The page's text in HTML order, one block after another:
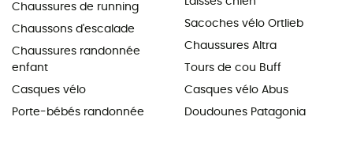
Chaussures de running
Chaussons d'escalade
Chaussures randonnée
enfant
Casques vélo
Porte-bébés randonnée
Sacoches vélo Ortlieb
Chaussures Altra
Tours de cou Buff
Casques vélo Abus
Doudounes Patagonia